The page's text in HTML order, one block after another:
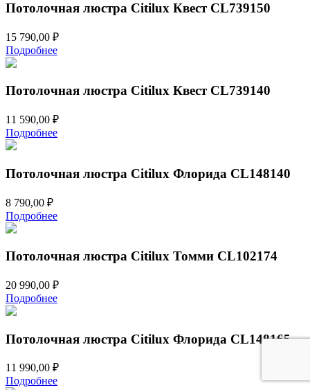
Потолочная люстра Citilux Квест CL739150
15 790,00 ₽
Подробнее
Потолочная люстра Citilux Квест CL739140
11 590,00 ₽
Подробнее
Потолочная люстра Citilux Флорида CL148140
8 790,00 ₽
Подробнее
Потолочная люстра Citilux Томми CL102174
20 990,00 ₽
Подробнее
Потолочная люстра Citilux Флорида CL148165
11 990,00 ₽
Подробнее